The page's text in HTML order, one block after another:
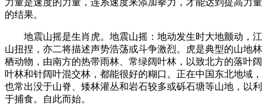
的结果。
地震山摇是生肖虎。地震山摇：地动发生时大地颤动，江
山扭捏，亦二将描述声势浩荡或斗争激烈。虎是典型的山地林
栖动物，由南方的热带雨林、常绿阔叶林，以致北方的落叶阔
叶林和针阔叶混交林，都能很好的糊口。正在中国东北地域，
也常出没于山脊、矮林灌丛和岩石较多或砾石塘等山地，以利
于捕食。自此而始。